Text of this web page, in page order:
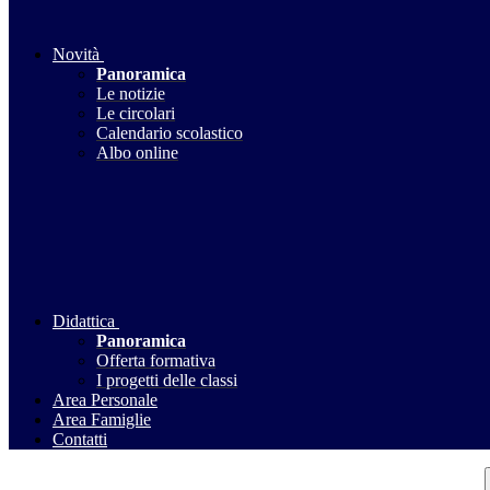
Novità
Panoramica
Le notizie
Le circolari
Calendario scolastico
Albo online
Didattica
Panoramica
Offerta formativa
I progetti delle classi
Area Personale
Area Famiglie
Contatti